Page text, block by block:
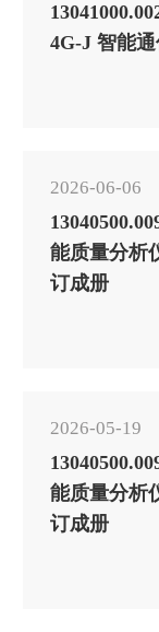
4G-J 智能
2026-06-06
能质量分析
订成册
2026-05-19
能质量分析
订成册